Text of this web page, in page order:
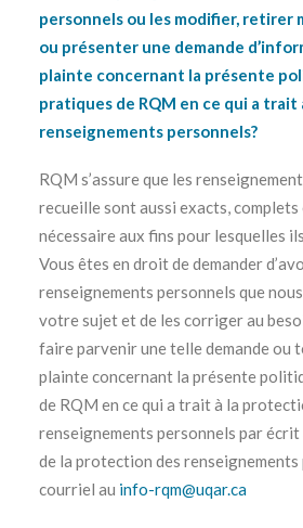
personnels ou les modifier, retirer
ou présenter une demande
plainte concernant la présente
pratiques de RQM en ce qui a
renseignements personnels?
RQM s’assure que les
recueille sont aussi exacts, complets
nécessaire aux fins pour lesquelles
Vous êtes en droit de demander
renseignements personnels que
votre sujet et de les corriger au
faire parvenir une telle demande ou
plainte concernant la présente
de RQM en ce qui a trait à la
renseignements personnels par
de la protection des
courriel au info-rqm@uqar.ca